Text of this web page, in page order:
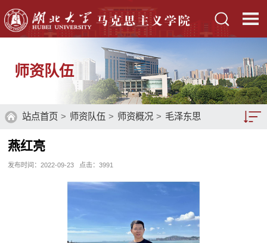
师资队伍
站点首页 > 师资队伍 > 师资概况 > 毛泽东思
想和中国特色社会主义理论体系概论教研室
讲师 > 正文
博士生导师
燕红亮
发布时间：2022-09-23 点击：3991